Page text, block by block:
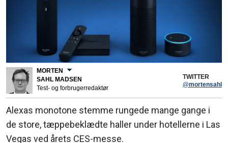
MORTEN
SAHL MADSEN
Test- og forbrugerredaktør
TWITTER
@mortensahl
Alexas monotone stemme rungede mange gange i
de store, tæppebeklædte haller under hotellerne i Las
Vegas ved årets CES-messe.